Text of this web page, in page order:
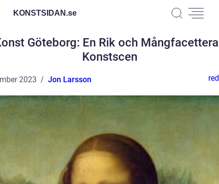
KONSTSIDAN.se
Göteborg: En Rik och
Konstscen
2023 Jon Larsson